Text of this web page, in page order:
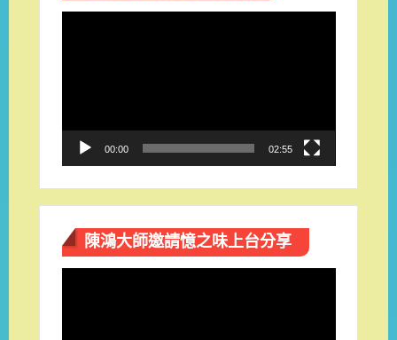
00:00 02:55
陳鴻大師邀請憶之味上台分享